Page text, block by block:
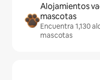
Alojamientos
mascotas
Encuentra 1,130
mascotas